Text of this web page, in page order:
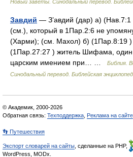
Новый заветы. Синодальный перевод.
Завдий — З’авдий (дар) а)
(см.), который в 1Пар.2:6 не
(Харми); (см. Махол) б) (1Пар.8:19 )
(1Пар.27:27 ) житель Шифама, один
царским имением при… …
Библия.
Синодальный перевод. Библейская
© Академик, 2000-2026
Обратная связь: Техподдержка Реклама на сайте
👣 Путешествия
Экспорт словарей на сайты , сделанные на PHP,
WordPress, MODx.